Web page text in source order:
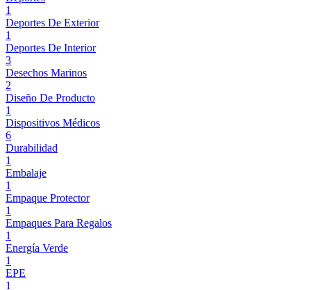
1
Deportes De Exterior
1
Deportes De Interior
3
Desechos Marinos
2
Diseño De Producto
1
Dispositivos Médicos
6
Durabilidad
1
Embalaje
1
Empaque Protector
1
Empaques Para Regalos
1
Energía Verde
1
EPE
1